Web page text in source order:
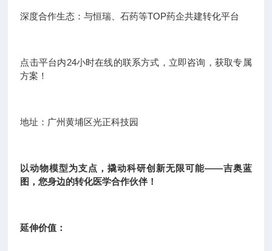
深度合作生态：与恒瑞、石药等TOP药企共建转化平台
点击平台内24小时在线的联系方式，立即咨询，获取专属
方案！
地址：广州黄埔区光正科技园
以动物模型为支点，撬动科研创新无限可能——吉奥蓝
图，您身边的转化医学合作伙伴！
延伸价值：